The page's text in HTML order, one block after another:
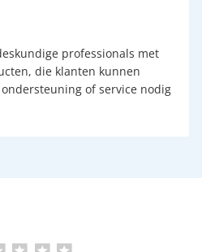
professionals met
die klanten kunnen
of service nodig